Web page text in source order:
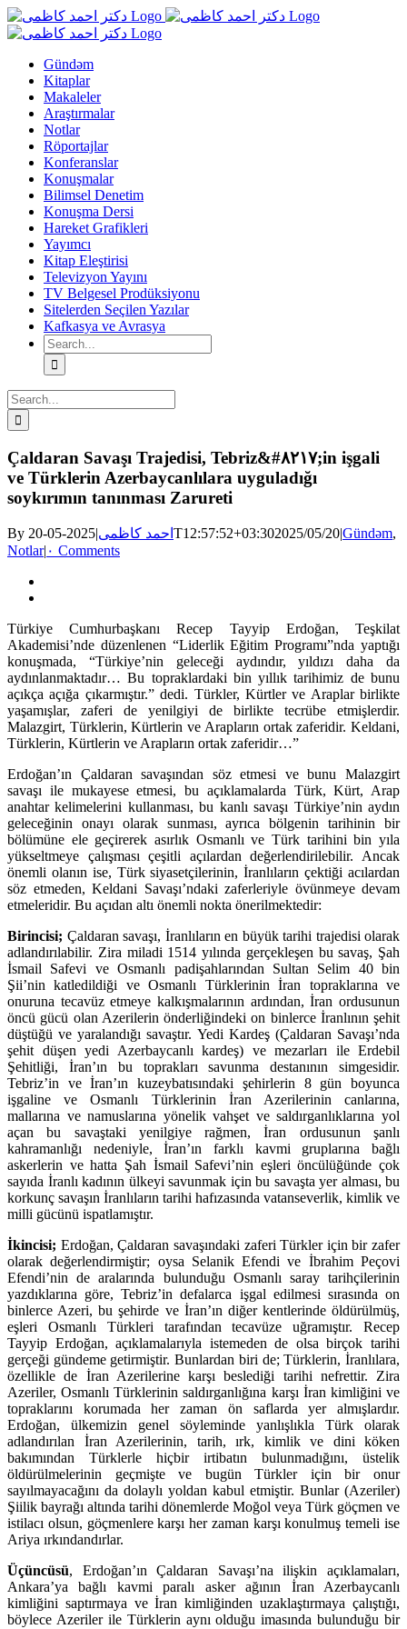
Skip
to
Gündəm
Kitaplar
Makaleler
Araştırmalar
Notlar
Röportajlar
Konferanslar
Konuşmalar
Bilimsel Denetim
Konuşma Dersi
Hareket Grafikleri
Yayımcı
Kitap Eleştirisi
Televizyon Yayını
TV Belgesel Prodüksiyonu
Sitelerden Seçilen Yazılar
Kafkasya ve Avrasya
Search
for:
Search
for:
Çaldaran Savaşı Trajedisi, Tebriz&#۸۲۱۷;in işgali
ve Türklerin Azerbaycanlılara uyguladığı
soykırımın tanınması Zarureti
By احمد کاظمی| 2025-05-20T12:57:52+03:302025/05/20|Gündəm,
Notlar| ۰ Comments
Türkiye Cumhurbaşkanı Recep Tayyip Erdoğan, Teşkilat
Akademisi’nde düzenlenen “Liderlik Eğitim Programı”nda yaptığı
konuşmada, “Türkiye’nin geleceği aydındır, yıldızı daha da
aydınlanmaktadır… Bu topraklardaki bin yıllık tarihimiz de bunu
açıkça açığa çıkarmıştır.” dedi. Türkler, Kürtler ve Araplar birlikte
yaşamışlar, zaferi de yenilgiyi de birlikte tecrübe etmişlerdir.
Malazgirt, Türklerin, Kürtlerin ve Arapların ortak zaferidir. Keldani,
Türklerin, Kürtlerin ve Arapların ortak zaferidir…”
Erdoğan’ın Çaldaran savaşından söz etmesi ve bunu Malazgirt
savaşı ile mukayese etmesi, bu açıklamalarda Türk, Kürt, Arap
anahtar kelimelerini kullanması, bu kanlı savaşı Türkiye’nin aydın
geleceğinin onayı olarak sunması, ayrıca bölgenin tarihinin bir
bölümüne ele geçirerek asırlık Osmanlı ve Türk tarihini bin yıla
yükseltmeye çalışması çeşitli açılardan değerlendirilebilir. Ancak
önemli olanın ise, Türk siyasetçilerinin, İranlıların çektiği acılardan
söz etmeden, Keldani Savaşı’ndaki zaferleriyle övünmeye devam
etmeleridir. Bu açıdan altı önemli nokta önerilmektedir:
Birincisi; Çaldaran savaşı, İranlıların en büyük tarihi trajedisi olarak
adlandırılabilir. Zira miladi 1514 yılında gerçekleşen bu savaş, Şah
İsmail Safevi ve Osmanlı padişahlarından Sultan Selim 40 bin
Şii’nin katledildiği ve Osmanlı Türklerinin İran topraklarına ve
onuruna tecavüz etmeye kalkışmalarının ardından, İran ordusunun
öncü gücü olan Azerilerin önderliğindeki on binlerce İranlının şehit
düştüğü ve yaralandığı savaştır. Yedi Kardeş (Çaldaran Savaşı’nda
şehit düşen yedi Azerbaycanlı kardeş) ve mezarları ile Erdebil
Şehitliği, İran’ın bu toprakları savunma destanının simgesidir.
Tebriz’in ve İran’ın kuzeybatısındaki şehirlerin 8 gün boyunca
işgaline ve Osmanlı Türklerinin İran Azerilerinin canlarına,
mallarına ve namuslarına yönelik vahşet ve saldırganlıklarına yol
açan bu savaştaki yenilgiye rağmen, İran ordusunun şanlı
kahramanlığı nedeniyle, İran’ın farklı kavmi gruplarına bağlı
askerlerin ve hatta Şah İsmail Safevi’nin eşleri öncülüğünde çok
sayıda İranlı kadının ülkeyi savunmak için bu savaşta yer alması, bu
korkunç savaşın İranlıların tarihi hafızasında vatanseverlik, kimlik ve
milli gücünü ispatlamıştır.
İkincisi; Erdoğan, Çaldaran savaşındaki zaferi Türkler için bir zafer
olarak değerlendirmiştir; oysa Selanik Efendi ve İbrahim Peçovi
Efendi’nin de aralarında bulunduğu Osmanlı saray tarihçilerinin
yazdıklarına göre, Tebriz’in defalarca işgal edilmesi sırasında on
binlerce Azeri, bu şehirde ve İran’ın diğer kentlerinde öldürülmüş,
eşleri Osmanlı Türkleri tarafından tecavüze uğramıştır. Recep
Tayyip Erdoğan, açıklamalarıyla istemeden de olsa birçok tarihi
gerçeği gündeme getirmiştir. Bunlardan biri de; Türklerin, İranlılara,
özellikle de İran Azerilerine karşı beslediği tarihi nefrettir. Zira
Azeriler, Osmanlı Türklerinin saldırganlığına karşı İran kimliğini ve
topraklarını korumada her zaman ön saflarda yer almışlardır.
Erdoğan, ülkemizin genel söyleminde yanlışlıkla Türk olarak
adlandırılan İran Azerilerinin, tarih, ırk, kimlik ve dini köken
bakımından Türklerle hiçbir irtibatın bulunmadığını, üstelik
öldürülmelerinin geçmişte ve bugün Türkler için bir onur
sayılmayacağını da dolaylı yoldan kabul etmiştir. Bunlar (Azeriler)
Şiilik bayrağı altında tarihi dönemlerde Moğol veya Türk göçmen ve
istilacı olsun, göçmenlere karşı her zaman karşı konulmuş temeli ise
Ariya ırkındandırlar.
Üçüncüsü, Erdoğan’ın Çaldaran Savaşı’na ilişkin açıklamaları,
Ankara’ya bağlı kavmi paralı asker ağının İran Azerbaycanlı
kimliğini saptırmaya ve İran kimliğinden uzaklaştırmaya çalıştığı,
böylece Azeriler ile Türklerin aynı olduğu imasında bulunduğu bir